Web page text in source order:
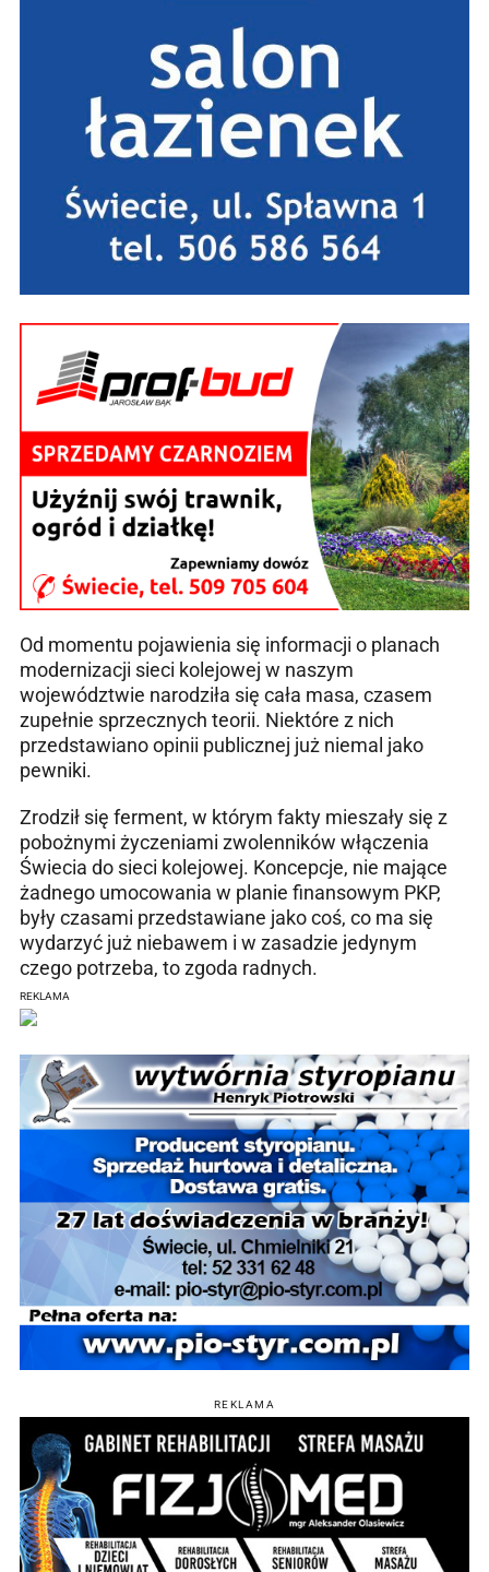
Od momentu pojawienia się informacji o planach
modernizacji sieci kolejowej w naszym
województwie narodziła się cała masa, czasem
zupełnie sprzecznych teorii. Niektóre z nich
przedstawiano opinii publicznej już niemal jako
pewniki.
Zrodził się ferment, w którym fakty mieszały się z
pobożnymi życzeniami zwolenników włączenia
Świecia do sieci kolejowej. Koncepcje, nie mające
żadnego umocowania w planie finansowym PKP,
były czasami przedstawiane jako coś, co ma się
wydarzyć już niebawem i w zasadzie jedynym
czego potrzeba, to zgoda radnych.
REKLAMA
REKLAMA